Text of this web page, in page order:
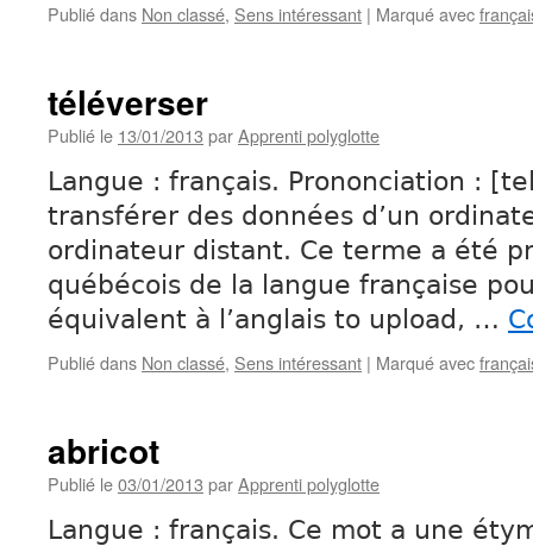
Publié dans Non classé, Sens intéressant | Marqué avec
téléverser
Publié le 13/01/2013 parApprenti polyglotte
Langue : français. Prononciation :
transférer des données d’un
ordinateur distant. Ce terme a été
québécois de la langue française
équivalent à l’anglais to upload, …
Publié dans Non classé, Sens intéressant | Marqué avec
abricot
Publié le03/01/2013 parApprenti polyglotte
Langue : français. Ce mot a une